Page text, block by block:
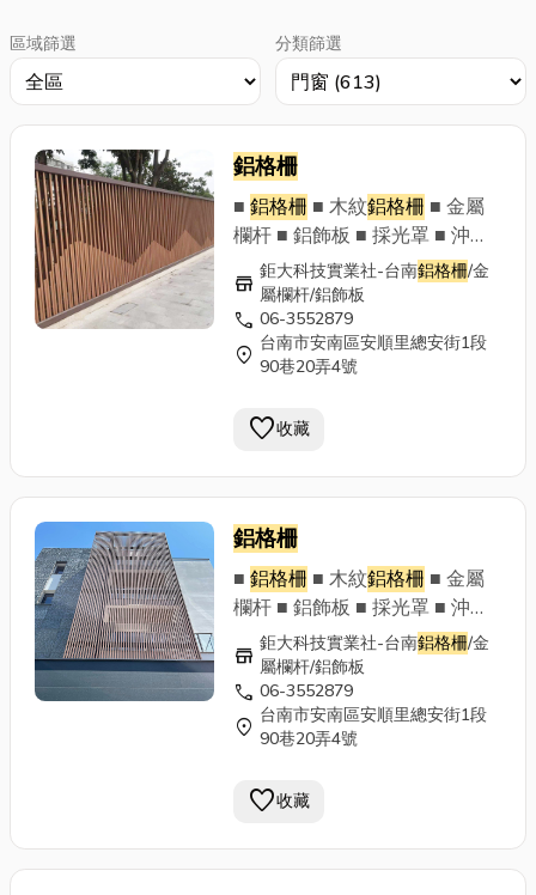
區域篩選 分類篩選
鋁格柵
■ 鋁格柵 ■ 木紋鋁格柵 ■ 金屬
欄杆 ■ 鋁飾板 ■ 採光罩 ■ 沖孔
板 ■ 鋁門窗 落地窗 拉門 ■ 其他
金屬構架工程 ■ 售後服務 ■ 設
計規劃 鉅大科技實業社 歡迎來
電洽談 06-3552879 專業設計
責任施工 Line官方帳號：
最優質的售後服務，讓顧客滿意
store 鉅大科技實業社-台南鋁格柵/金
屬欄杆/鋁飾板
call 06-3552879
location_on 台南市安南區安順里總安街1段
90巷20弄4號
favorite收藏
鋁格柵
■ 鋁格柵 ■ 木紋鋁格柵 ■ 金屬
欄杆 ■ 鋁飾板 ■ 採光罩 ■ 沖孔
板 ■ 鋁門窗 落地窗 拉門 ■ 其他
金屬構架工程 ■ 售後服務 ■ 設
計規劃 鉅大科技實業社 歡迎來
電洽談 06-3552879 專業設計
責任施工 Line官方帳號：
最優質的售後服務，讓顧客滿意
store 鉅大科技實業社-台南鋁格柵/金
屬欄杆/鋁飾板
call 06-3552879
location_on 台南市安南區安順里總安街1段
90巷20弄4號
favorite收藏